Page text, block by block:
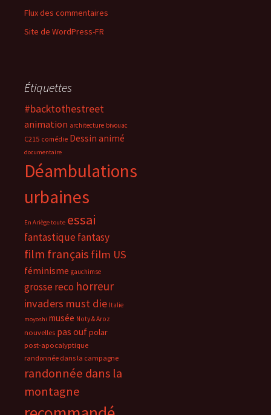
Flux des commentaires
Site de WordPress-FR
Étiquettes
#backtothestreet
animation architecture bivouac
C215 comédie Dessin animé
documentaire
Déambulations
urbaines
En Ariège toute essai
fantastiquefantasy
film français film US
féminisme gauchimse
grosse reco horreur
invaders must die Italie
moyoshi musée Noty & Aroz
nouvelles pas oufpolar
post-apocalyptique
randonnée dans la campagne
randonnée dans la
montagne